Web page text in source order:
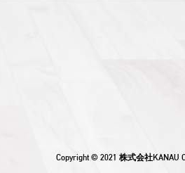
Copyright ©︎ 2021 株式会社KANAU